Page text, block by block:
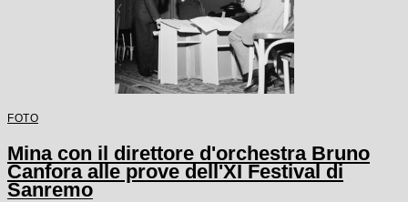
FOTO
Mina con il direttore d'orchestra Bruno
Canfora alle prove dell'XI Festival di
Sanremo